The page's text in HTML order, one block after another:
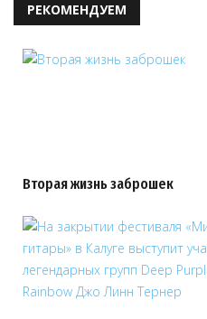
РЕКОМЕНДУЕМ
Вторая жизнь заброшек